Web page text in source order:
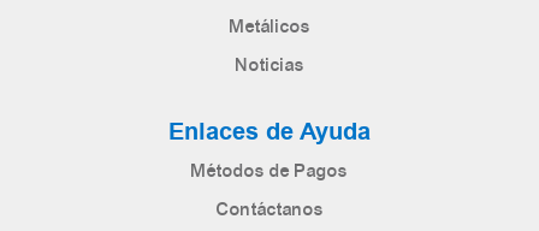
Metálicos
Noticias
Enlaces de Ayuda
Métodos de Pagos
Contáctanos